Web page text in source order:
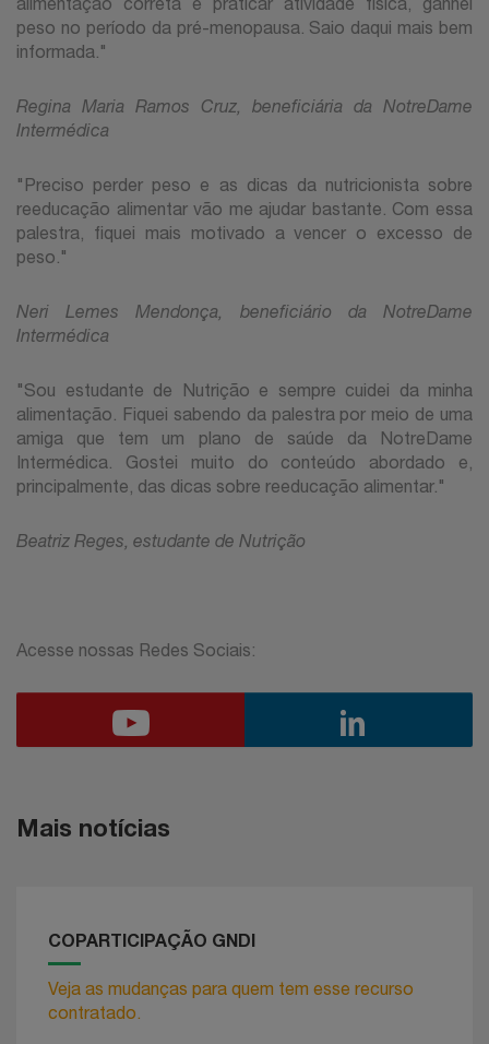
peso no período da pré-menopausa. Saio daqui mais bem
informada."
Regina Maria Ramos Cruz, beneficiária da NotreDame
Intermédica
"Preciso perder peso e as dicas da nutricionista sobre
reeducação alimentar vão me ajudar bastante. Com essa
palestra, fiquei mais motivado a vencer o excesso de
peso."
Neri Lemes Mendonça, beneficiário da NotreDame
Intermédica
"Sou estudante de Nutrição e sempre cuidei da minha
alimentação. Fiquei sabendo da palestra por meio de uma
amiga que tem um plano de saúde da NotreDame
Intermédica. Gostei muito do conteúdo abordado e,
principalmente, das dicas sobre reeducação alimentar."
Beatriz Reges, estudante de Nutrição
Acesse nossas Redes Sociais:
Mais notícias
COPARTICIPAÇÃO GNDI
Veja as mudanças para quem tem esse recurso
contratado.